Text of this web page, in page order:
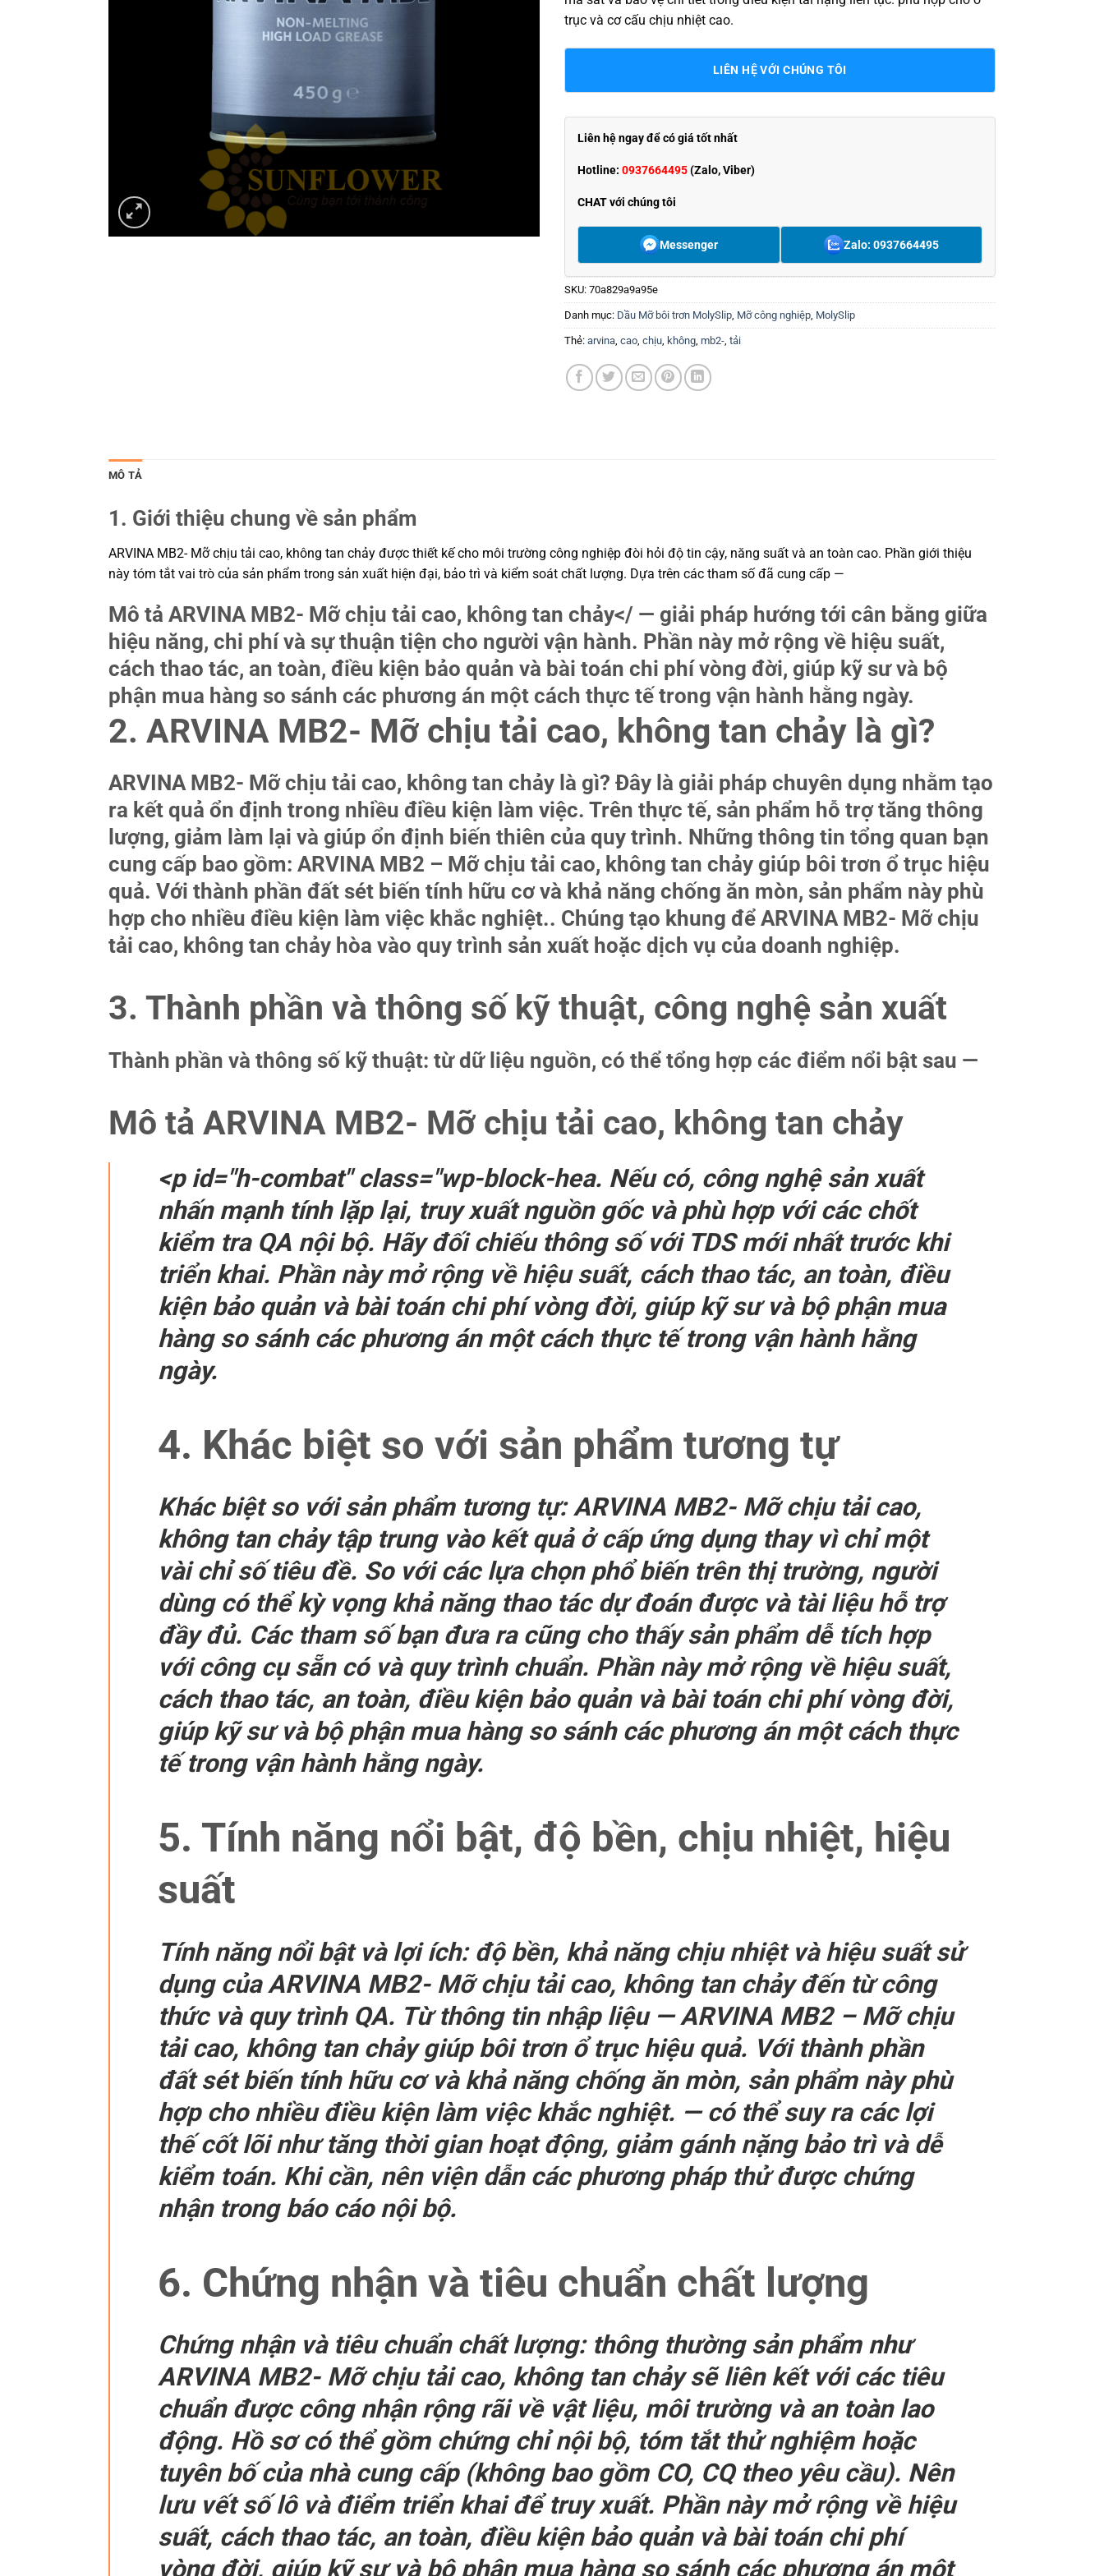
trục và cơ cấu chịu nhiệt cao.
LIÊN HỆ VỚI CHÚNG TÔI
Liên hệ ngay để có giá tốt nhất
Hotline: 0937664495(Zalo, Viber)
CHAT với chúng tôi
Messenger Zalo: 0937664495
SKU: 70a829a9a95e
Danh mục: Dầu Mỡ bôi trơn MolySlip, Mỡ công nghiệp, MolySlip
Thẻ: arvina, cao, chịu, không, mb2-, tải
MÔ TẢ
1. Giới thiệu chung về sản phẩm
ARVINA MB2- Mỡ chịu tải cao, không tan chảy được thiết kế cho môi trường công nghiệp đòi hỏi độ tin cậy, năng suất và an toàn cao. Phần giới thiệu
này tóm tắt vai trò của sản phẩm trong sản xuất hiện đại, bảo trì và kiểm soát chất lượng. Dựa trên các tham số đã cung cấp —
Mô tả ARVINA MB2- Mỡ chịu tải cao, không tan chảy</ — giải pháp hướng tới cân bằng giữa
hiệu năng, chi phí và sự thuận tiện cho người vận hành. Phần này mở rộng về hiệu suất,
cách thao tác, an toàn, điều kiện bảo quản và bài toán chi phí vòng đời, giúp kỹ sư và bộ
phận mua hàng so sánh các phương án một cách thực tế trong vận hành hằng ngày.
2. ARVINA MB2- Mỡ chịu tải cao, không tan chảy là gì?
ARVINA MB2- Mỡ chịu tải cao, không tan chảy là gì? Đây là giải pháp chuyên dụng nhằm tạo
ra kết quả ổn định trong nhiều điều kiện làm việc. Trên thực tế, sản phẩm hỗ trợ tăng thông
lượng, giảm làm lại và giúp ổn định biến thiên của quy trình. Những thông tin tổng quan bạn
cung cấp bao gồm: ARVINA MB2 – Mỡ chịu tải cao, không tan chảy giúp bôi trơn ổ trục hiệu
quả. Với thành phần đất sét biến tính hữu cơ và khả năng chống ăn mòn, sản phẩm này phù
hợp cho nhiều điều kiện làm việc khắc nghiệt.. Chúng tạo khung để ARVINA MB2- Mỡ chịu
tải cao, không tan chảy hòa vào quy trình sản xuất hoặc dịch vụ của doanh nghiệp.
3. Thành phần và thông số kỹ thuật, công nghệ sản xuất
Thành phần và thông số kỹ thuật: từ dữ liệu nguồn, có thể tổng hợp các điểm nổi bật sau —
Mô tả ARVINA MB2- Mỡ chịu tải cao, không tan chảy
<p id="h-combat" class="wp-block-hea. Nếu có, công nghệ sản xuất
nhấn mạnh tính lặp lại, truy xuất nguồn gốc và phù hợp với các chốt
kiểm tra QA nội bộ. Hãy đối chiếu thông số với TDS mới nhất trước khi
triển khai. Phần này mở rộng về hiệu suất, cách thao tác, an toàn, điều
kiện bảo quản và bài toán chi phí vòng đời, giúp kỹ sư và bộ phận mua
hàng so sánh các phương án một cách thực tế trong vận hành hằng
ngày.
4. Khác biệt so với sản phẩm tương tự
Khác biệt so với sản phẩm tương tự: ARVINA MB2- Mỡ chịu tải cao,
không tan chảy tập trung vào kết quả ở cấp ứng dụng thay vì chỉ một
vài chỉ số tiêu đề. So với các lựa chọn phổ biến trên thị trường, người
dùng có thể kỳ vọng khả năng thao tác dự đoán được và tài liệu hỗ trợ
đầy đủ. Các tham số bạn đưa ra cũng cho thấy sản phẩm dễ tích hợp
với công cụ sẵn có và quy trình chuẩn. Phần này mở rộng về hiệu suất,
cách thao tác, an toàn, điều kiện bảo quản và bài toán chi phí vòng đời,
giúp kỹ sư và bộ phận mua hàng so sánh các phương án một cách thực
tế trong vận hành hằng ngày.
5. Tính năng nổi bật, độ bền, chịu nhiệt, hiệu
suất
Tính năng nổi bật và lợi ích: độ bền, khả năng chịu nhiệt và hiệu suất sử
dụng của ARVINA MB2- Mỡ chịu tải cao, không tan chảy đến từ công
thức và quy trình QA. Từ thông tin nhập liệu — ARVINA MB2 – Mỡ chịu
tải cao, không tan chảy giúp bôi trơn ổ trục hiệu quả. Với thành phần
đất sét biến tính hữu cơ và khả năng chống ăn mòn, sản phẩm này phù
hợp cho nhiều điều kiện làm việc khắc nghiệt. — có thể suy ra các lợi
thế cốt lõi như tăng thời gian hoạt động, giảm gánh nặng bảo trì và dễ
kiểm toán. Khi cần, nên viện dẫn các phương pháp thử được chứng
nhận trong báo cáo nội bộ.
6. Chứng nhận và tiêu chuẩn chất lượng
Chứng nhận và tiêu chuẩn chất lượng: thông thường sản phẩm như
ARVINA MB2- Mỡ chịu tải cao, không tan chảy sẽ liên kết với các tiêu
chuẩn được công nhận rộng rãi về vật liệu, môi trường và an toàn lao
động. Hồ sơ có thể gồm chứng chỉ nội bộ, tóm tắt thử nghiệm hoặc
tuyên bố của nhà cung cấp (không bao gồm CO, CQ theo yêu cầu). Nên
lưu vết số lô và điểm triển khai để truy xuất. Phần này mở rộng về hiệu
suất, cách thao tác, an toàn, điều kiện bảo quản và bài toán chi phí
vòng đời, giúp kỹ sư và bộ phận mua hàng so sánh các phương án một